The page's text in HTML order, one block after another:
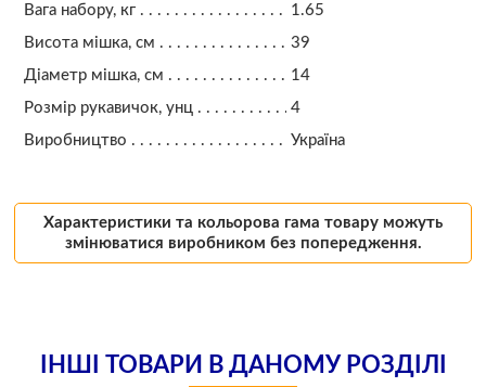
Вага набору, кг
1.65
Висота мішка, см
39
Діаметр мішка, см
14
Розмір рукавичок, унц
4
Виробництво
Україна
Характеристики та кольорова гама товару можуть
змінюватися виробником без попередження.
ІНШІ ТОВАРИ В ДАНОМУ РОЗДІЛІ